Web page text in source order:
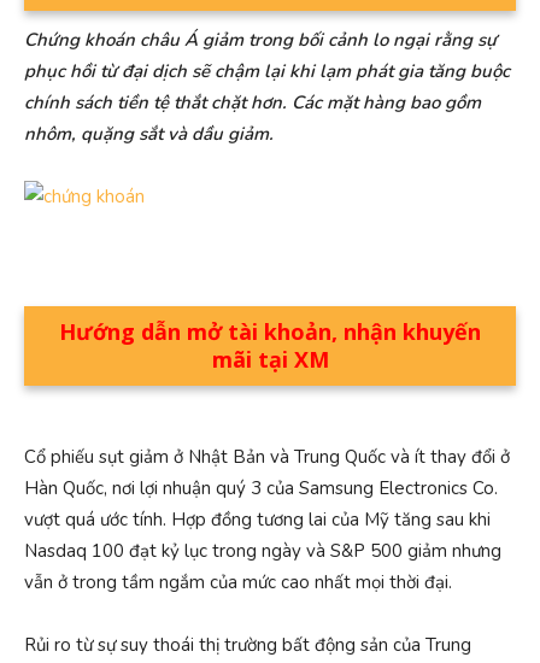
Chứng khoán châu Á giảm trong bối cảnh lo ngại rằng sự
phục hồi từ đại dịch sẽ chậm lại khi lạm phát gia tăng buộc
chính sách tiền tệ thắt chặt hơn. Các mặt hàng bao gồm
nhôm, quặng sắt và dầu giảm.
Hướng dẫn mở tài khoản, nhận khuyến
mãi tại XM
Cổ phiếu sụt giảm ở Nhật Bản và Trung Quốc và ít thay đổi ở
Hàn Quốc, nơi lợi nhuận quý 3 của Samsung Electronics Co.
vượt quá ước tính. Hợp đồng tương lai của Mỹ tăng sau khi
Nasdaq 100 đạt kỷ lục trong ngày và S&P 500 giảm nhưng
vẫn ở trong tầm ngắm của mức cao nhất mọi thời đại.
Rủi ro từ sự suy thoái thị trường bất động sản của Trung